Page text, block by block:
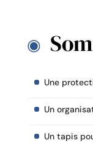
Une
Un
Un tapis